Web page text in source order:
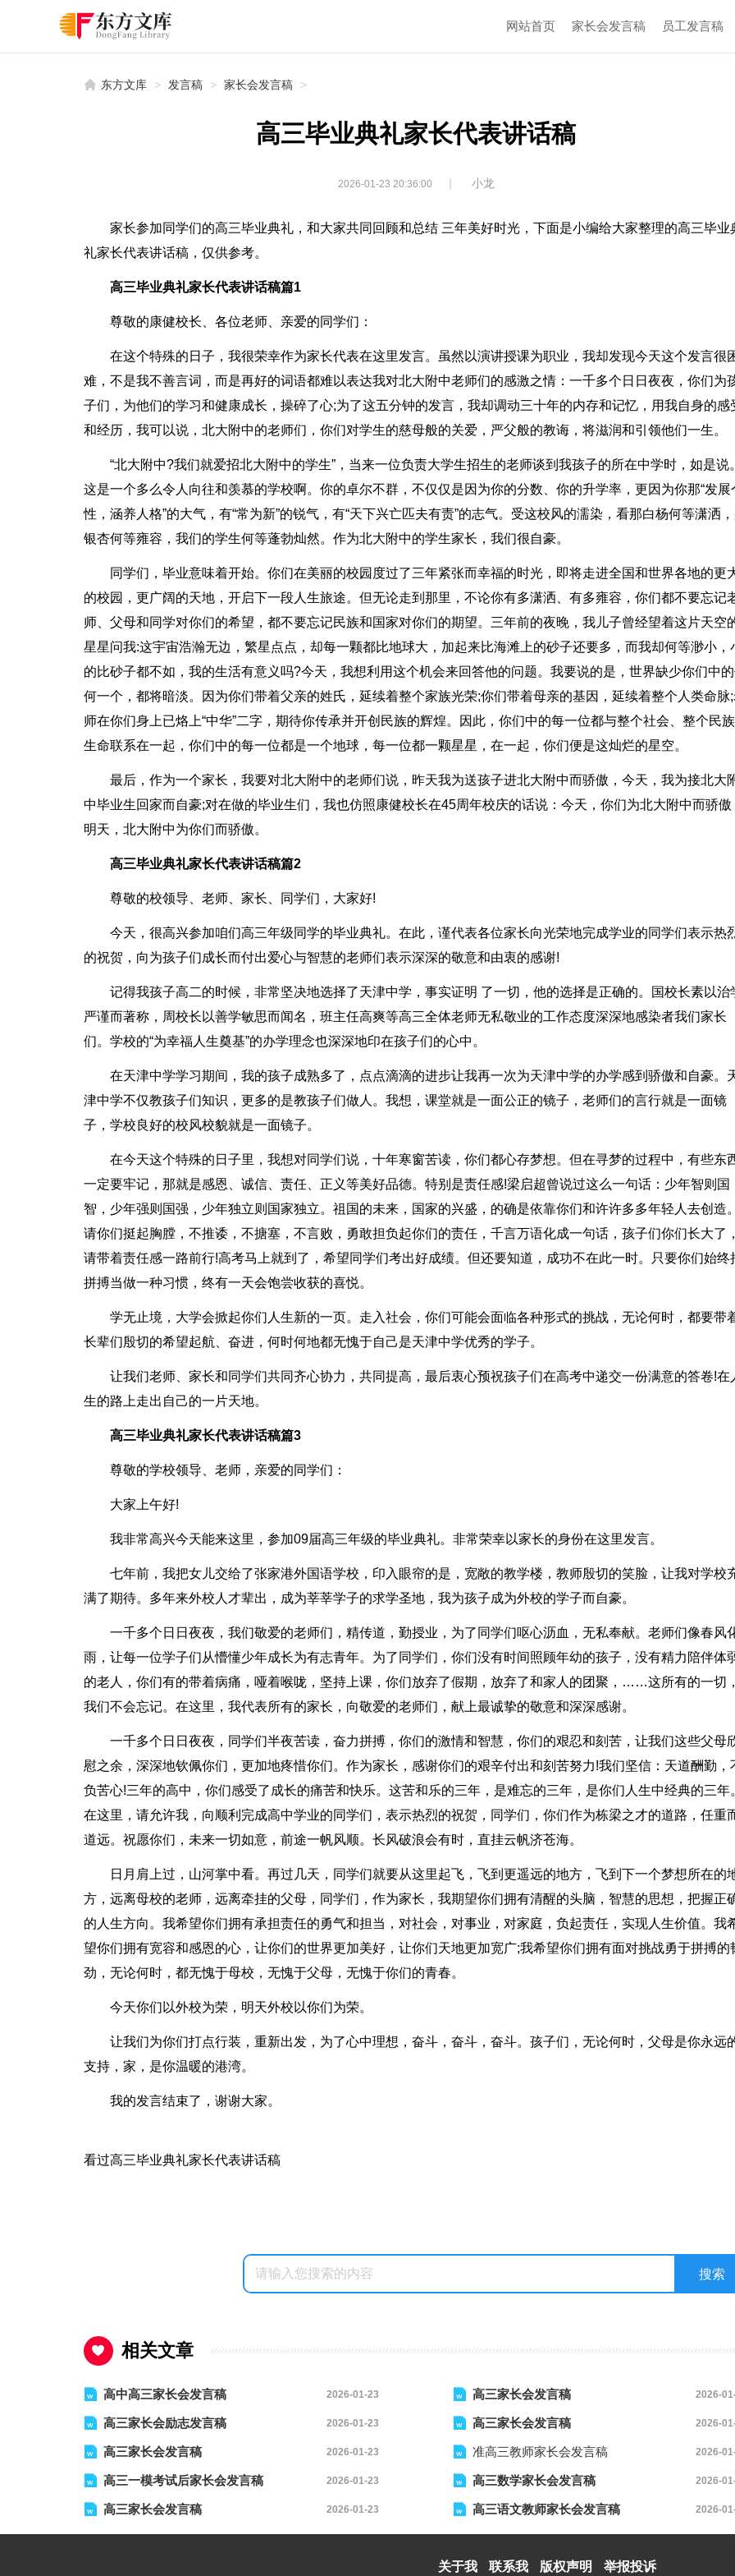
网站首页 家长会发言稿 员工发言稿
东方文库 > 发言稿 > 家长会发言稿 >
高三毕业典礼家长代表讲话稿
2026-01-23 20:36:00 | 小龙
家长参加同学们的高三毕业典礼，和大家共同回顾和总结 三年美好时光，下面是小编给大家整理的高三毕业
礼家长代表讲话稿，仅供参考。
高三毕业典礼家长代表讲话稿篇1
尊敬的康健校长、各位老师、亲爱的同学们：
在这个特殊的日子，我很荣幸作为家长代表在这里发言。虽然以演讲授课为职业，我却发现今天这个发言很
难，不是我不善言词，而是再好的词语都难以表达我对北大附中老师们的感激之情：一千多个日日夜夜，你们为
子们，为他们的学习和健康成长，操碎了心;为了这五分钟的发言，我却调动三十年的内存和记忆，用我自身的感
和经历，我可以说，北大附中的老师们，你们对学生的慈母般的关爱，严父般的教诲，将滋润和引领他们一生。
“北大附中?我们就爱招北大附中的学生”，当来一位负责大学生招生的老师谈到我孩子的所在中学时，如是说。
这是一个多么令人向往和羡慕的学校啊。你的卓尔不群，不仅仅是因为你的分数、你的升学率，更因为你那“发展
性，涵养人格”的大气，有“常为新”的锐气，有“天下兴亡匹夫有责”的志气。受这校风的濡染，看那白杨何等潇洒
银杏何等雍容，我们的学生何等蓬勃灿然。作为北大附中的学生家长，我们很自豪。
同学们，毕业意味着开始。你们在美丽的校园度过了三年紧张而幸福的时光，即将走进全国和世界各地的更
的校园，更广阔的天地，开启下一段人生旅途。但无论走到那里，不论你有多潇洒、有多雍容，你们都不要忘记
师、父母和同学对你们的希望，都不要忘记民族和国家对你们的期望。三年前的夜晚，我儿子曾经望着这片天空
星星问我:这宇宙浩瀚无边，繁星点点，却每一颗都比地球大，加起来比海滩上的砂子还要多，而我却何等渺小，
的比砂子都不如，我的生活有意义吗?今天，我想利用这个机会来回答他的问题。我要说的是，世界缺少你们中
何一个，都将暗淡。因为你们带着父亲的姓氏，延续着整个家族光荣;你们带着母亲的基因，延续着整个人类命脉
师在你们身上已烙上“中华”二字，期待你传承并开创民族的辉煌。因此，你们中的每一位都与整个社会、整个民
生命联系在一起，你们中的每一位都是一个地球，每一位都一颗星星，在一起，你们便是这灿烂的星空。
最后，作为一个家长，我要对北大附中的老师们说，昨天我为送孩子进北大附中而骄傲，今天，我为接北大
中毕业生回家而自豪;对在做的毕业生们，我也仿照康健校长在45周年校庆的话说：今天，你们为北大附中而骄傲
明天，北大附中为你们而骄傲。
高三毕业典礼家长代表讲话稿篇2
尊敬的校领导、老师、家长、同学们，大家好!
今天，很高兴参加咱们高三年级同学的毕业典礼。在此，谨代表各位家长向光荣地完成学业的同学们表示热
的祝贺，向为孩子们成长而付出爱心与智慧的老师们表示深深的敬意和由衷的感谢!
记得我孩子高二的时候，非常坚决地选择了天津中学，事实证明 了一切，他的选择是正确的。国校长素以治
严谨而著称，周校长以善学敏思而闻名，班主任高爽等高三全体老师无私敬业的工作态度深深地感染者我们家长
们。学校的“为幸福人生奠基”的办学理念也深深地印在孩子们的心中。
在天津中学学习期间，我的孩子成熟多了，点点滴滴的进步让我再一次为天津中学的办学感到骄傲和自豪。
津中学不仅教孩子们知识，更多的是教孩子们做人。我想，课堂就是一面公正的镜子，老师们的言行就是一面镜
子，学校良好的校风校貌就是一面镜子。
在今天这个特殊的日子里，我想对同学们说，十年寒窗苦读，你们都心存梦想。但在寻梦的过程中，有些东
一定要牢记，那就是感恩、诚信、责任、正义等美好品德。特别是责任感!梁启超曾说过这么一句话：少年智则国
智，少年强则国强，少年独立则国家独立。祖国的未来，国家的兴盛，的确是依靠你们和许许多多年轻人去创造。
请你们挺起胸膛，不推诿，不搪塞，不言败，勇敢担负起你们的责任，千言万语化成一句话，孩子们你们长大了，
请带着责任感一路前行!高考马上就到了，希望同学们考出好成绩。但还要知道，成功不在此一时。只要你们始终
拼搏当做一种习惯，终有一天会饱尝收获的喜悦。
学无止境，大学会掀起你们人生新的一页。走入社会，你们可能会面临各种形式的挑战，无论何时，都要带
长辈们殷切的希望起航、奋进，何时何地都无愧于自己是天津中学优秀的学子。
让我们老师、家长和同学们共同齐心协力，共同提高，最后衷心预祝孩子们在高考中递交一份满意的答卷!在
生的路上走出自己的一片天地。
高三毕业典礼家长代表讲话稿篇3
尊敬的学校领导、老师，亲爱的同学们：
大家上午好!
我非常高兴今天能来这里，参加09届高三年级的毕业典礼。非常荣幸以家长的身份在这里发言。
七年前，我把女儿交给了张家港外国语学校，印入眼帘的是，宽敞的教学楼，教师殷切的笑脸，让我对学校
满了期待。多年来外校人才辈出，成为莘莘学子的求学圣地，我为孩子成为外校的学子而自豪。
一千多个日日夜夜，我们敬爱的老师们，精传道，勤授业，为了同学们呕心沥血，无私奉献。老师们像春风
雨，让每一位学子们从懵懂少年成长为有志青年。为了同学们，你们没有时间照顾年幼的孩子，没有精力陪伴体
的老人，你们有的带着病痛，哑着喉咙，坚持上课，你们放弃了假期，放弃了和家人的团聚，……这所有的一切，
我们不会忘记。在这里，我代表所有的家长，向敬爱的老师们，献上最诚挚的敬意和深深感谢。
一千多个日日夜夜，同学们半夜苦读，奋力拼搏，你们的激情和智慧，你们的艰忍和刻苦，让我们这些父母
慰之余，深深地钦佩你们，更加地疼惜你们。作为家长，感谢你们的艰辛付出和刻苦努力!我们坚信：天道酬勤，
负苦心!三年的高中，你们感受了成长的痛苦和快乐。这苦和乐的三年，是难忘的三年，是你们人生中经典的三年
在这里，请允许我，向顺利完成高中学业的同学们，表示热烈的祝贺，同学们，你们作为栋梁之才的道路，任重
道远。祝愿你们，未来一切如意，前途一帆风顺。长风破浪会有时，直挂云帆济苍海。
日月肩上过，山河掌中看。再过几天，同学们就要从这里起飞，飞到更遥远的地方，飞到下一个梦想所在的
方，远离母校的老师，远离牵挂的父母，同学们，作为家长，我期望你们拥有清醒的头脑，智慧的思想，把握正
的人生方向。我希望你们拥有承担责任的勇气和担当，对社会，对事业，对家庭，负起责任，实现人生价值。我
望你们拥有宽容和感恩的心，让你们的世界更加美好，让你们天地更加宽广;我希望你们拥有面对挑战勇于拼搏的
劲，无论何时，都无愧于母校，无愧于父母，无愧于你们的青春。
今天你们以外校为荣，明天外校以你们为荣。
让我们为你们打点行装，重新出发，为了心中理想，奋斗，奋斗，奋斗。孩子们，无论何时，父母是你永远
支持，家，是你温暖的港湾。
我的发言结束了，谢谢大家。
看过高三毕业典礼家长代表讲话稿
相关文章
高中高三家长会发言稿 2026-01-23 高三家长会发言稿 2026-
高三家长会励志发言稿 2026-01-23 高三家长会发言稿 2026-
高三家长会发言稿 2026-01-23 准高三教师家长会发言稿 2026-
高三一模考试后家长会发言稿 2026-01-23 高三数学家长会发言稿 2026-
高三家长会发言稿 2026-01-23 高三语文教师家长会发言稿 2026-
关于我 联系我 版权声明 举报投诉